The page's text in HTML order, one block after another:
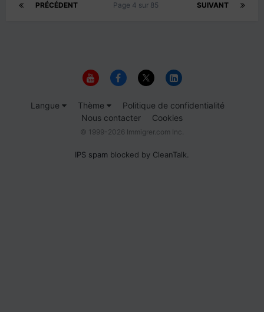
PRÉCÉDENT SUIVANT
Page 4 sur 85
Langue Thème
Politique de confidentialité
Nous contacter
Cookies
© 1999-2026 Immigrer.com Inc.
IPS spam blocked by CleanTalk.